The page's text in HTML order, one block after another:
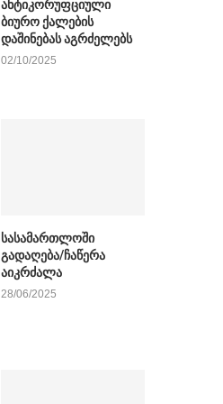
ანტიკორუფციული
ბიურო ქალების
დაშინებას აგრძელებს
02/10/2025
სასამართლოში
გადაღება/ჩაწერა
აიკრძალა
28/06/2025